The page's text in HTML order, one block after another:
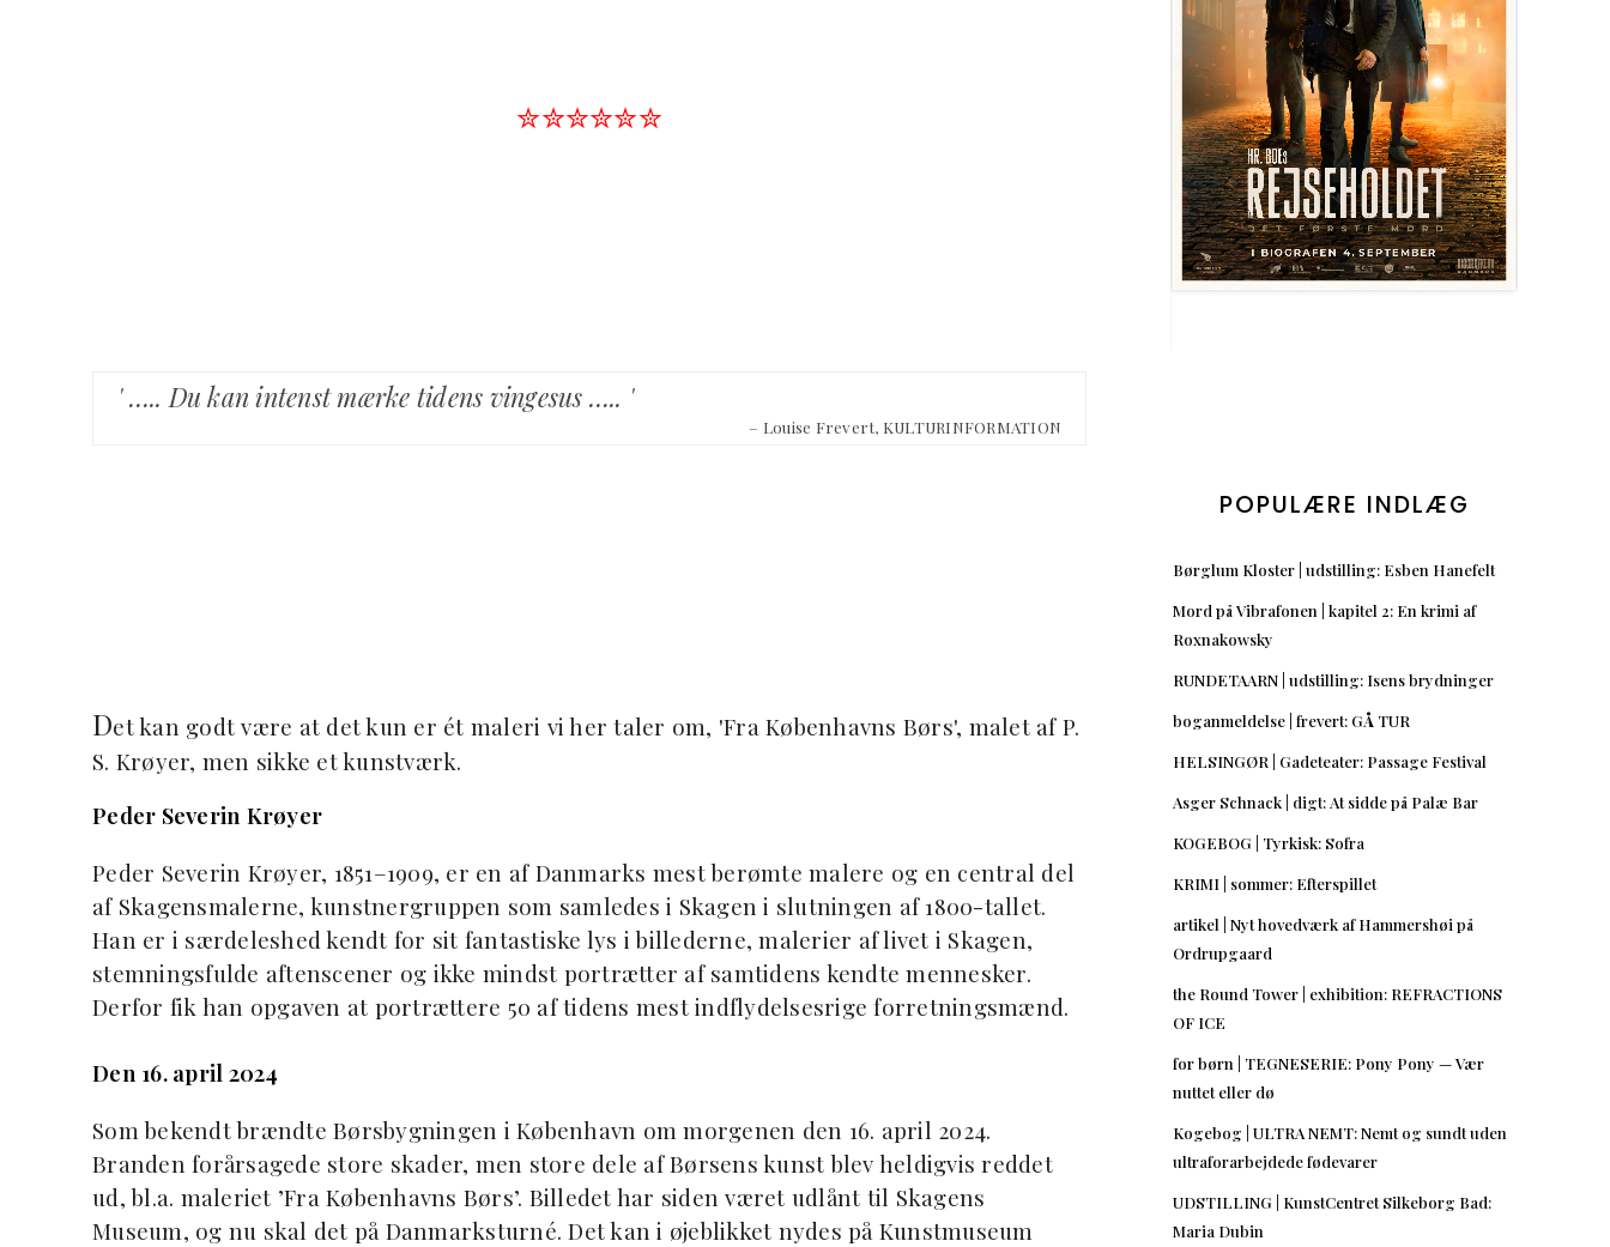
✮✮✮✮✮✮
' ….. Du kan intenst mærke tidens vingesus ….. '
– Louise Frevert, KULTURINFORMATION
Det kan godt være at det kun er ét maleri vi her taler om, 'Fra Københavns Børs', malet af P.
S. Krøyer, men sikke et kunstværk.
Peder Severin Krøyer
Peder Severin Krøyer, 1851–1909, er en af Danmarks mest berømte malere og en central del
af Skagensmalerne, kunstnergruppen som samledes i Skagen i slutningen af 1800-tallet.
Han er i særdeleshed kendt for sit fantastiske lys i billederne, malerier af livet i Skagen,
stemningsfulde aftenscener og ikke mindst portrætter af samtidens kendte mennesker.
Derfor fik han opgaven at portrættere 50 af tidens mest indflydelsesrige forretningsmænd.
Den 16. april 2024
Som bekendt brændte Børsbygningen i København om morgenen den 16. april 2024.
Branden forårsagede store skader, men store dele af Børsens kunst blev heldigvis reddet
ud, bl.a. maleriet ’Fra Københavns Børs’. Billedet har siden været udlånt til Skagens
Museum, og nu skal det på Danmarksturné. Det kan i øjeblikket nydes på Kunstmuseum
POPULÆRE INDLÆG
Børglum Kloster | udstilling: Esben Hanefelt
Mord på Vibrafonen | kapitel 2: En krimi af
Roxnakowsky
RUNDETAARN | udstilling: Isens brydninger
boganmeldelse | frevert: GÅ TUR
HELSINGØR | Gadeteater: Passage Festival
Asger Schnack | digt: At sidde på Palæ Bar
KOGEBOG | Tyrkisk: Sofra
KRIMI | sommer: Efterspillet
artikel | Nyt hovedværk af Hammershøi på
Ordrupgaard
the Round Tower | exhibition: REFRACTIONS
OF ICE
for børn | TEGNESERIE: Pony Pony — Vær
nuttet eller dø
Kogebog | ULTRA NEMT: Nemt og sundt uden
ultraforarbejdede fødevarer
UDSTILLING | KunstCentret Silkeborg Bad:
Maria Dubin